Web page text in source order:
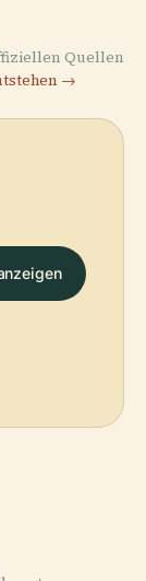
Quellen
→